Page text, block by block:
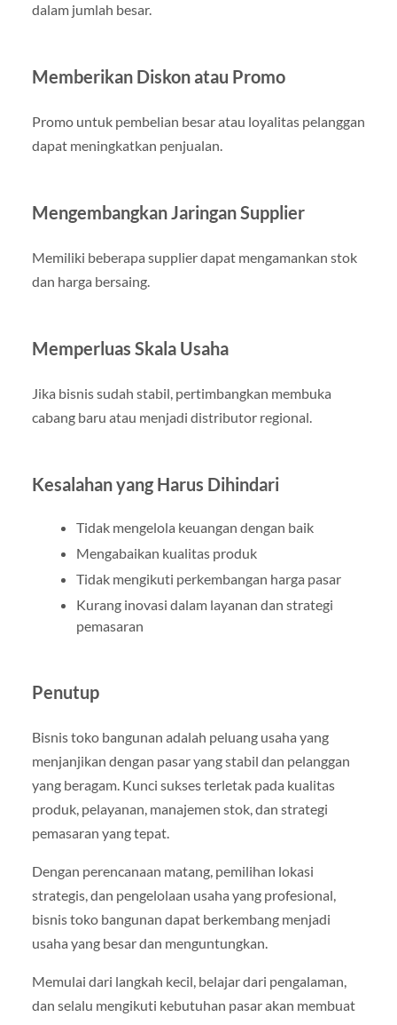
dalam jumlah besar.
Memberikan Diskon atau Promo
Promo untuk pembelian besar atau loyalitas pelanggan
dapat meningkatkan penjualan.
Mengembangkan Jaringan Supplier
Memiliki beberapa supplier dapat mengamankan stok
dan harga bersaing.
Memperluas Skala Usaha
Jika bisnis sudah stabil, pertimbangkan membuka
cabang baru atau menjadi distributor regional.
Kesalahan yang Harus Dihindari
Tidak mengelola keuangan dengan baik
Mengabaikan kualitas produk
Tidak mengikuti perkembangan harga pasar
Kurang inovasi dalam layanan dan strategi
pemasaran
Penutup
Bisnis toko bangunan adalah peluang usaha yang
menjanjikan dengan pasar yang stabil dan pelanggan
yang beragam. Kunci sukses terletak pada kualitas
produk, pelayanan, manajemen stok, dan strategi
pemasaran yang tepat.
Dengan perencanaan matang, pemilihan lokasi
strategis, dan pengelolaan usaha yang profesional,
bisnis toko bangunan dapat berkembang menjadi
usaha yang besar dan menguntungkan.
Memulai dari langkah kecil, belajar dari pengalaman,
dan selalu mengikuti kebutuhan pasar akan membuat